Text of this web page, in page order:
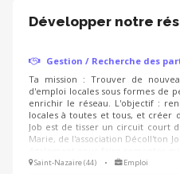
Développer notre
Gestion / Recherche des
Ta mission : Trouver de
d'emploi locales sous formes de
enrichir le réseau. L'objectif :
locales à toutes et tous, et créer
Job est de tisser un circuit court
Marie, de l'association Décoll'ton
pas à jour dans la diffusion des
Saint-Nazaire (44) • Emploi